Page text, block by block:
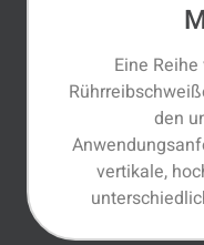
Eine
den
vertikale,